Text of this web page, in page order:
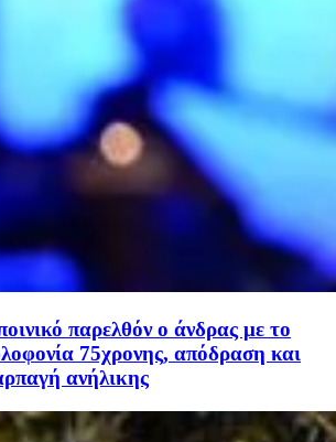
παρελθόν ο άνδρας με το
75χρονης, απόδραση και
ανήλικης